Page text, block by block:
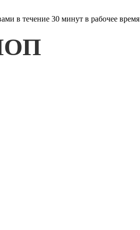
в течение 30 минут в рабочее время